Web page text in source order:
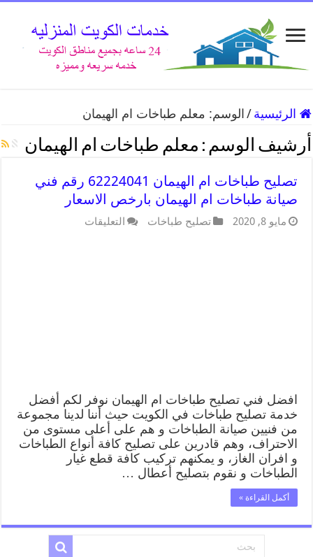
الرئيسية / الوسم: معلم طباخات ام الهيمان
أرشيف الوسم : معلم طباخات ام الهيمان
تصليح طباخات ام الهيمان 62224041 رقم فني
صيانة طباخات ام الهيمان بارخص الاسعار
مايو 8, 2020 تصليح طباخات التعليقات
افضل فني تصليح طباخات ام الهيمان نوفر لكم أفضل
خدمة تصليح طباخات في الكويت حيث أننا لدينا مجموعة
من فنيين صيانة الطباخات و هم على أعلى مستوى من
الاحتراف، وهم قادرين على تصليح كافة أنواع الطباخات
و افران الغاز، و يمكنهم تركيب كافة قطع غيار
الطباخات و نقوم بتصليح أعطال …
أكمل القراءة »